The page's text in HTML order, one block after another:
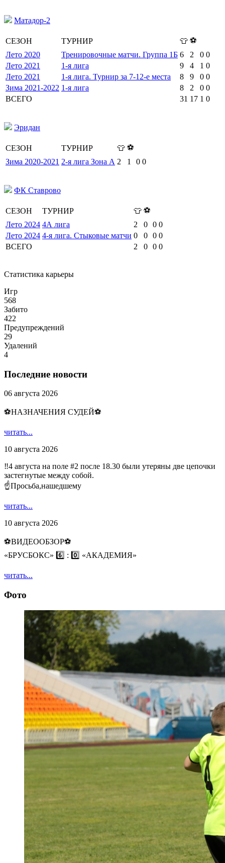
Матадор-2
СЕЗОН ТУРНИР 👕 ⚽
Лето 2020
Тренировочные матчи. Группа 1Б 6 2 0 0
Лето 2021
1-я лига 9 4 1 0
Лето 2021
1-я лига. Турнир за 7-12-е места 8 9 0 0
Зима 2021-2022 1-я лига 8 2 0 0
ВСЕГО
31 17 1 0
Эридан
СЕЗОН ТУРНИР 👕 ⚽
Зима 2020-2021 2-я лига Зона А 2 1 0 0
ФК Ставрово
СЕЗОН ТУРНИР 👕 ⚽
Лето 2024 4А лига 2 0 0 0
Лето 2024 4-я лига. Стыковые матчи 0 0 0 0
ВСЕГО
2 0 0 0
Статистика карьеры
Игр
568
Забито
422
Предупреждений
29
Удалений
4
Последние новости
06 августа 2026
⚽НАЗНАЧЕНИЯ СУДЕЙ⚽
читать...
10 августа 2026
‼4 августа на поле #2 после 18.30 были утеряны две цепочки
застегнутые между собой.
☝Просьба,нашедшему
читать...
10 августа 2026
⚽️ВИДЕООБЗОР⚽️
«БРУСБОКС» 6️⃣ : 0️⃣ «АКАДЕМИЯ»
читать...
Фото